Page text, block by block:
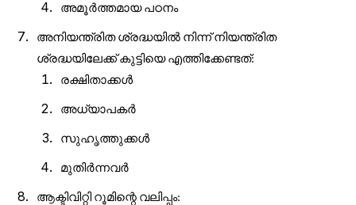
അമൂർത്തമായ പഠനം
അനിയന്ത്രിത ശ്രദ്ധയിൽ നിന്ന്നിയന്ത്രിത
ശ്രദ്ധയിലേക്ക്കുട്ടിയെ എത്തിക്കേണ്ടത്:
രക്ഷിതാക്കൾ
അധ്യാപകർ
സുഹൃത്തുക്കൾ
മുതിർന്നവർ
ആക്ടിവിറ്റി റൂമിന്റെ വലിപ്പം: